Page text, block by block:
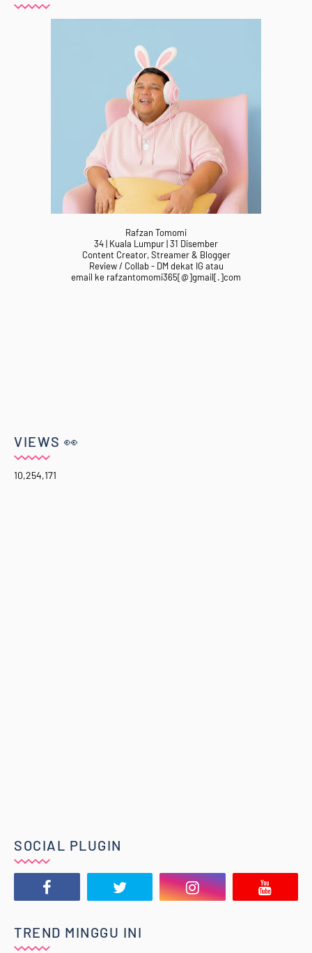
Rafzan Tomomi
34 | Kuala Lumpur | 31 Disember
Content Creator, Streamer & Blogger
Review / Collab - DM dekat IG atau
email ke rafzantomomi365[@]gmail[.]com
VIEWS 👀
10,254,171
SOCIAL PLUGIN
TREND MINGGU INI